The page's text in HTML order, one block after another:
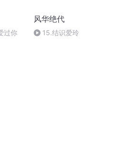
过你
风华绝代
15.结识爱玲